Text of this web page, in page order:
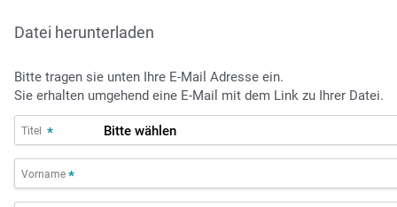
Datei herunterladen
Bitte tragen sie unten Ihre E-Mail Adresse ein.
Sie erhalten umgehend eine E-Mail mit dem Link zu Ihrer Datei.
Titel *
Vorname *